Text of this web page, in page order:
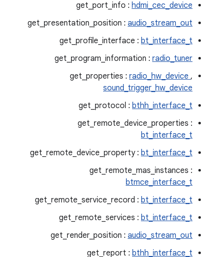
get_port_info : hdmi_cec_device
get_presentation_position : audio_stream_out
get_profile_interface : bt_interface_t
get_program_information : radio_tuner
get_properties : radio_hw_device ,
sound_trigger_hw_device
get_protocol : bthh_interface_t
get_remote_device_properties :
bt_interface_t
get_remote_device_property : bt_interface_t
get_remote_mas_instances :
btmce_interface_t
get_remote_service_record : bt_interface_t
get_remote_services : bt_interface_t
get_render_position : audio_stream_out
get_report : bthh_interface_t